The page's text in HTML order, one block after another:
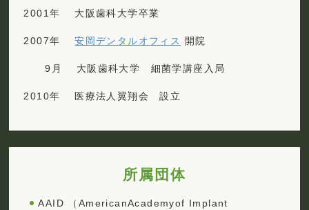
2001年 大阪歯科大学卒業
2007年安岡デンタルオフィス 開院
9月 大阪歯科大学 細菌学講座入局
2010年 医療法人翼翔会 設立
所属団体
AAID （AmericanAcademyof Implant